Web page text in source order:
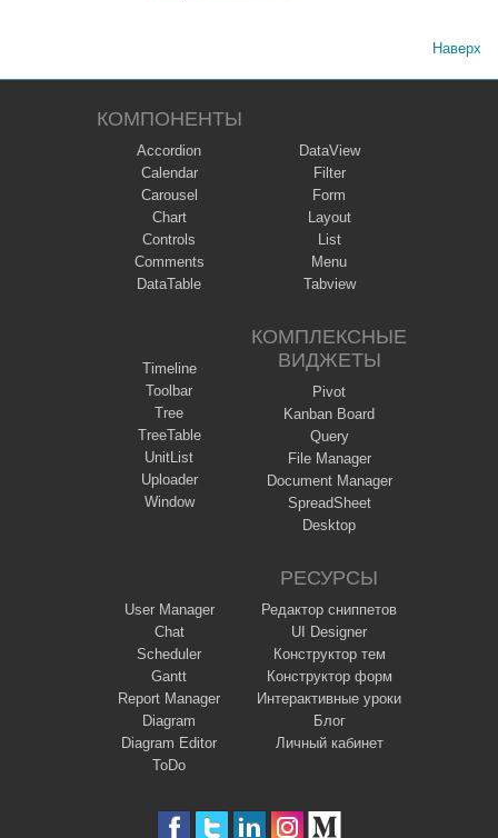
Наверх
КОМПОНЕНТЫ
Accordion
Calendar
Carousel
Chart
Controls
Comments
DataTable
DataView
Filter
Form
Layout
List
Menu
Tabview
Timeline
Toolbar
Tree
TreeTable
UnitList
Uploader
Window
КОМПЛЕКСНЫЕ
ВИДЖЕТЫ
Pivot
Kanban Board
Query
File Manager
Document Manager
SpreadSheet
Desktop
User Manager
Chat
Scheduler
Gantt
Report Manager
Diagram
Diagram Editor
ToDo
РЕСУРСЫ
Редактор сниппетов
UI Designer
Конструктор тем
Конструктор форм
Интерактивные уроки
Блог
Личный кабинет